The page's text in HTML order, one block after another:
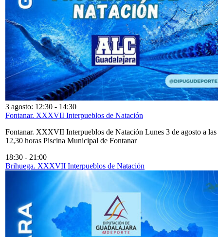
3 agosto: 12:30 - 14:30
Fontanar. XXXVII Interpueblos de Natación
Fontanar. XXXVII Interpueblos de Natación Lunes 3 de agosto a las
12,30 horas Piscina Municipal de Fontanar
18:30 - 21:00
Brihuega. XXXVII Interpueblos de Natación